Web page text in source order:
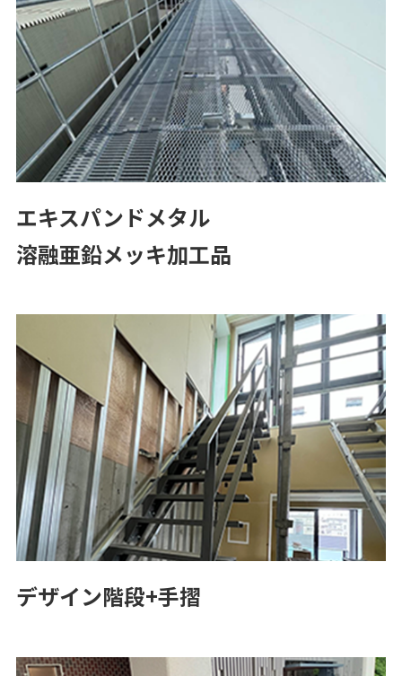
エキスパンドメタル
溶融亜鉛メッキ加工品
デザイン階段+手摺